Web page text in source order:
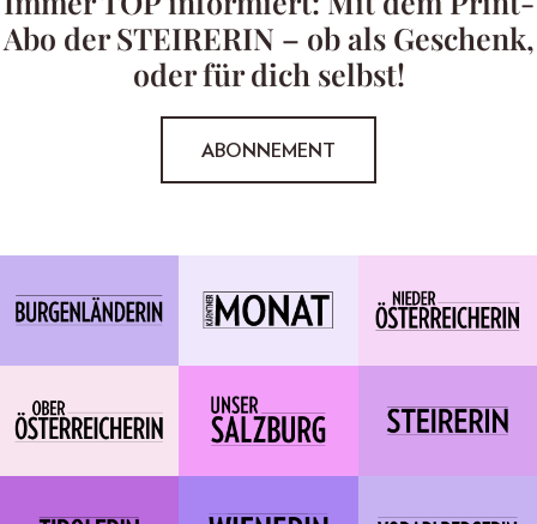
Abo der STEIRERIN – ob als Geschenk,
oder für dich selbst!
ABONNEMENT